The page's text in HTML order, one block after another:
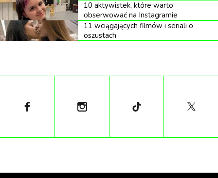
„Zaczynasz się starać ze swoim partnerem
jednostką chorobową, różne są jej
się z tym tematem w Polsce jest niezwykle
słyszeć o metodzie in vitro i promuje raczej
10 aktywistek, które warto
obserwować na Instagramie
11 wciągających filmów i seriali o
oszustach